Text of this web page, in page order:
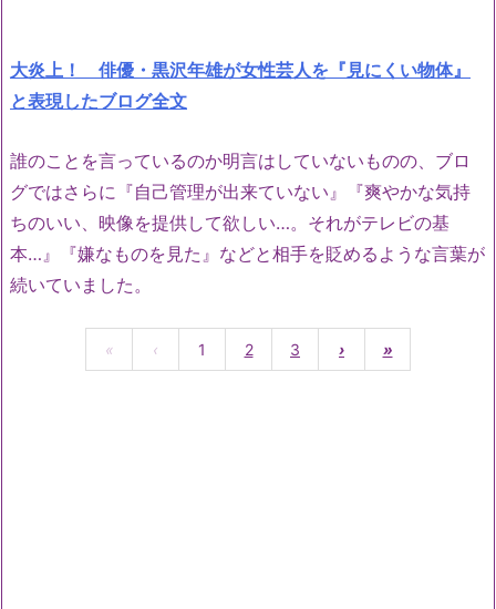
大炎上！ 俳優・黒沢年雄が女性芸人を『見にくい物体』
と表現したブログ全文
誰のことを言っているのか明言はしていないものの、ブロ
グではさらに『自己管理が出来ていない』『爽やかな気持
ちのいい、映像を提供して欲しい…。それがテレビの基
本…』『嫌なものを見た』などと相手を貶めるような言葉が
続いていました。
« ‹ 1 2 3 › »